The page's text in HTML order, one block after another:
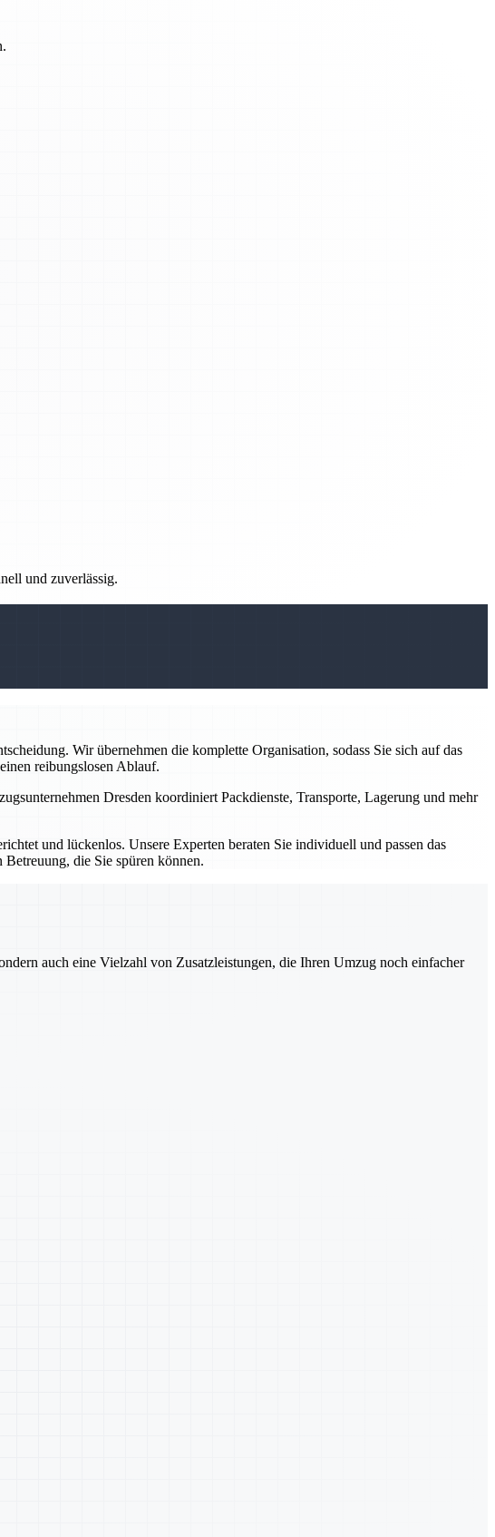
und zuverlässig.
Wir übernehmen die komplette Organisation, sodass Sie sich auf das
reibungslosen Ablauf.
Dresden koordiniert Packdienste, Transporte, Lagerung und mehr
und lückenlos. Unsere Experten beraten Sie individuell und passen das
die Sie spüren können.
auch eine Vielzahl von Zusatzleistungen, die Ihren Umzug noch einfacher